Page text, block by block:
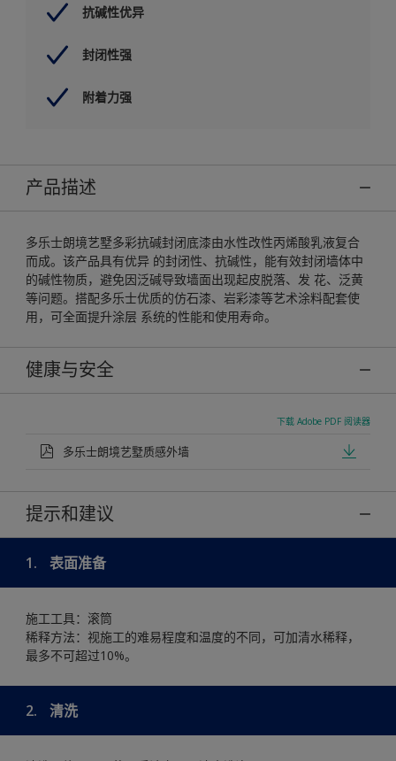
抗碱性优异
封闭性强
附着力强
产品描述
多乐士朗境艺墅多彩抗碱封闭底漆由水性改性丙烯酸乳液复合
而成。该产品具有优异 的封闭性、抗碱性，能有效封闭墙体中
的碱性物质，避免因泛碱导致墙面出现起皮脱落、发 花、泛黄
等问题。搭配多乐士优质的仿石漆、岩彩漆等艺术涂料配套使
用，可全面提升涂层 系统的性能和使用寿命。
健康与安全
下载 Adobe PDF 阅读器
多乐士朗境艺墅质感外墙
提示和建议
1. 表面准备
施工工具：滚筒
稀释方法：视施工的难易程度和温度的不同，可加清水稀释，
最多不可超过10%。
2. 清洗